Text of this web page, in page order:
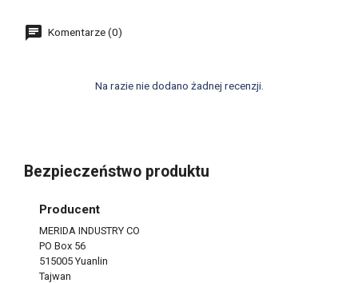
Komentarze (0)
Na razie nie dodano żadnej recenzji.
Bezpieczeństwo produktu
Producent
MERIDA INDUSTRY CO
PO Box 56
515005 Yuanlin
Tajwan